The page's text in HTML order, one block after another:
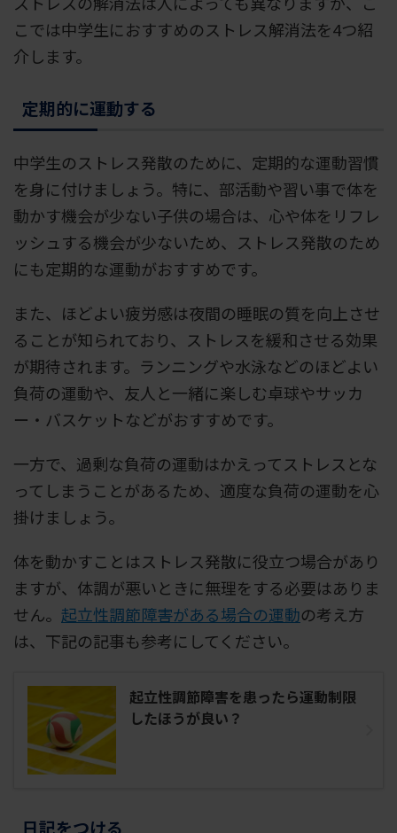
こでは中学生におすすめのストレス解消法を4つ紹
介します。
定期的に運動する
中学生のストレス発散のために、定期的な運動習慣
を身に付けましょう。特に、部活動や習い事で体を
動かす機会が少ない子供の場合は、心や体をリフレ
ッシュする機会が少ないため、ストレス発散のため
にも定期的な運動がおすすめです。
また、ほどよい疲労感は夜間の睡眠の質を向上させ
ることが知られており、ストレスを緩和させる効果
が期待されます。ランニングや水泳などのほどよい
負荷の運動や、友人と一緒に楽しむ卓球やサッカ
ー・バスケットなどがおすすめです。
一方で、過剰な負荷の運動はかえってストレスとな
ってしまうことがあるため、適度な負荷の運動を心
掛けましょう。
体を動かすことはストレス発散に役立つ場合があり
ますが、体調が悪いときに無理をする必要はありま
せん。 起立性調節障害がある場合の運動の考え方
は、下記の記事も参考にしてください。
起立性調節障害を患ったら運動制限
したほうが良い？
日記をつける